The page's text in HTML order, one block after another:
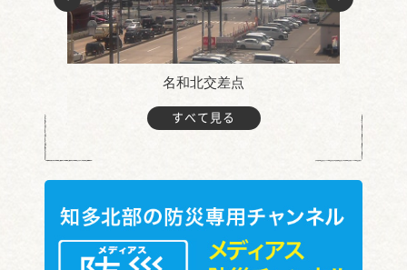
名和北交差点
すべて見る